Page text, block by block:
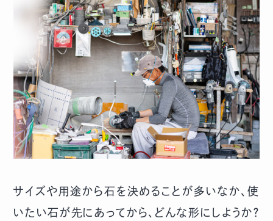
サイズや用途から石を決めることが多いなか、使
いたい石が先にあってから、どんな形にしようか？